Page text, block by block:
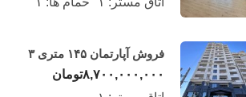
فروش آپارتمان ۱۴۵ متری ۳
خوابه در فریدونکنار
۸,۷۰۰,۰۰۰,۰۰۰تومان